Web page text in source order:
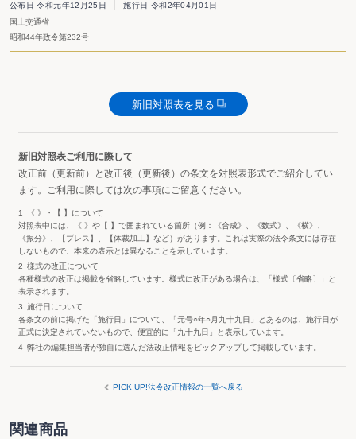
公布日 令和元年12月25日
施行日 令和2年04月01日
国土交通省
昭和44年政令第232号
新旧対照表を見る
新旧対照表ご利用に際して
改正前（更新前）と改正後（更新後）の条文を対照表形式でご紹介してい
ます。ご利用に際しては次の事項にご留意ください。
《 》・【 】について
対照表中には、《 》や【 】で囲まれている箇所（例：《合成》、《数式》、《横》、
《振分》、【ブレス】、【体裁加工】など）があります。これは実際の法令条文には存在
しないもので、本来の表示とは異なることを示しています。
様式の改正について
各種様式の改正は掲載を省略しています。様式に改正がある場合は、「様式〔省略〕」と
表示されます。
施行日について
各条文の前に掲げた「施行日」について、「元号○年○月九十九日」とあるのは、施行日が
正式に決定されていないもので、便宜的に「九十九日」と表示しています。
弊社の編集担当者が独自に選んだ法改正情報をピックアップして掲載しています。
PICK UP!法令改正情報の一覧へ戻る
関連商品